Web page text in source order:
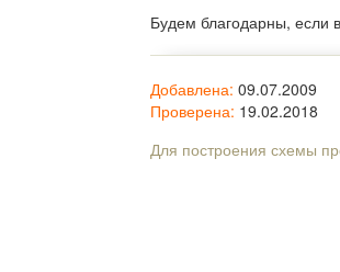
Будем благодарны, если
Добавлена: 09.07.2009
Проверена: 19.02.2018
Для построения схемы